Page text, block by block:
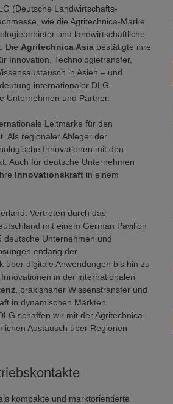
(Deutsche Landwirtschafts-
wie die Agritechnica-Marke
und landwirtschaftliche
Die Agritechnica Asia bestätigte ihre
Innovation, Technologietransfer,
in Asien – und
internationaler DLG-
Unternehmen und Partner.
Leitmarke für den
Als regionaler Ableger der
Innovationen mit den
Auch für deutsche Unternehmen
Innovationskraft in einem
Vertreten durch das
mit einem German Pavilion
Unternehmen und
entlang der
über digitale Anwendungen bis hin zu
in der internationalen
, praxisnaher Wissenstransfer und
in dynamischen Märkten
schaffen wir mit der Agritechnica
Austausch über Regionen
kompakte und marktorientierte